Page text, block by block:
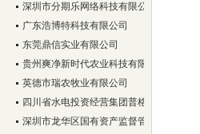
深圳市分期乐网络科技有限公司
广东浩博特科技有限公司
东莞鼎信实业有限公司
贵州爽净新时代农业科技有限责任公司
英德市瑞农牧业有限公司
四川省水电投资经营集团普格电力有限公司
深圳市龙华区国有资产监督管理局